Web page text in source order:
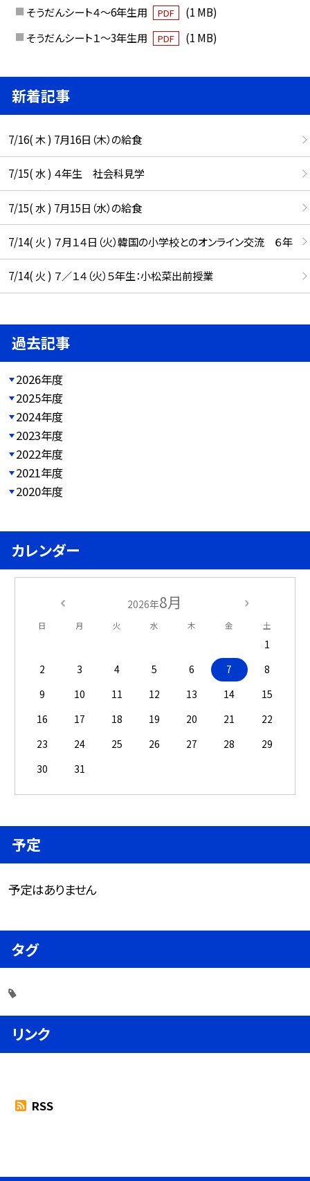
そうだんシート４～6年生用
PDF
(1 MB)
そうだんシート１～3年生用
PDF (1 MB)
新着記事
7/16( 木 ) 7月16日（木）の給食
7/15( 水 ) ４年生 社会科見学
7/15( 水 ) 7月15日（水）の給食
7/14( 火 ) ７月１４日（火）韓国の小学校とのオンライン交流 ６年
7/14( 火 ) ７／１４（火）５年生：小松菜出前授業
過去記事
2026年度
2025年度
2024年度
2023年度
2022年度
2021年度
2020年度
カレンダー
2026年8月
日 月 火 水 木 金 土
1
2
3 4 5 6 7
8
9
10 11 12 13 14
15
16
17 18 19 20 21
22
23
24 25 26 27 28
29
30
31
予定
予定はありません
タグ
リンク
RSS